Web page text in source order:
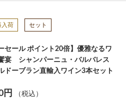
入荷 セット
セール ポイント20倍】優雅なるワ
宴 シャンパーニュ・バルバレス
ドーブラン直輸入ワイン3本セット
円 （税込）